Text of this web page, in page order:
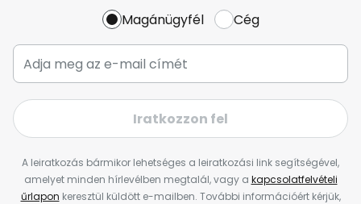
Magánügyfél Cég
Iratkozzon fel
A leiratkozás bármikor lehetséges a leiratkozási link segítségével,
amelyet minden hírlevélben megtalál, vagy a kapcsolatfelvételi
űrlapon keresztül küldött e-mailben. További információért kérjük,